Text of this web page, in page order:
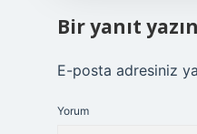
Bir yanıt yazın
E-posta adresiniz
Yorum